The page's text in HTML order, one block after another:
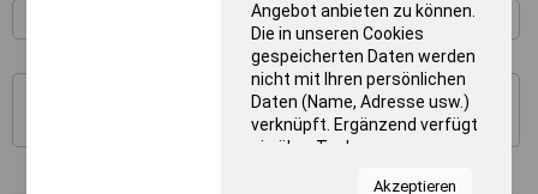
Angebot anbieten zu können.
Die in unseren Cookies
gespeicherten Daten werden
nicht mit Ihren persönlichen
Daten (Name, Adresse usw.)
verknüpft. Ergänzend verfügt
sie über Tools von
Akzeptieren